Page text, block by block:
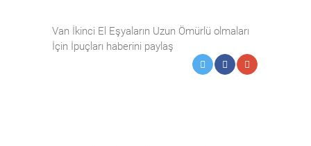
Van İkinci El Eşyaların Uzun Ömürlü olmaları
İçin İpuçları haberini paylaş